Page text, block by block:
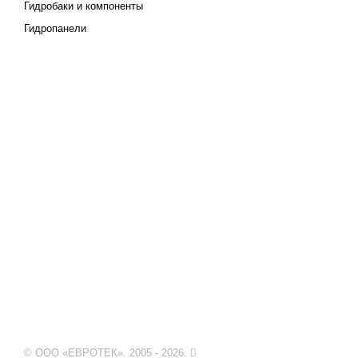
Гидробаки и компоненты
Гидропанели
© ООО «ЕВРОТЕК». 2005 - 2026.